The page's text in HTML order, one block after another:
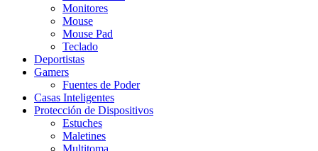
Monitores
Mouse
Mouse Pad
Teclado
Deportistas
Gamers
Fuentes de Poder
Casas Inteligentes
Protección de Dispositivos
Estuches
Maletines
Multitoma